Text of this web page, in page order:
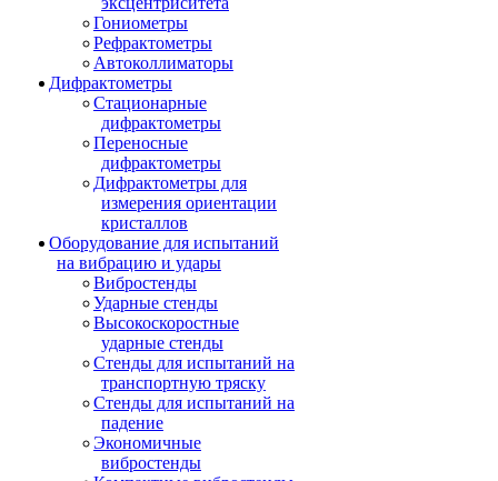
Гониометры
Рефрактометры
Автоколлиматоры
Дифрактометры
Стационарные
дифрактометры
Переносные
дифрактометры
Дифрактометры для
измерения ориентации
кристаллов
Оборудование для испытаний
на вибрацию и удары
Вибростенды
Ударные стенды
Высокоскоростные
ударные стенды
Стенды для испытаний на
транспортную тряску
Стенды для испытаний на
падение
Экономичные
вибростенды